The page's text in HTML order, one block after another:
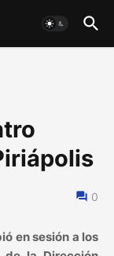
0
en sesión a los